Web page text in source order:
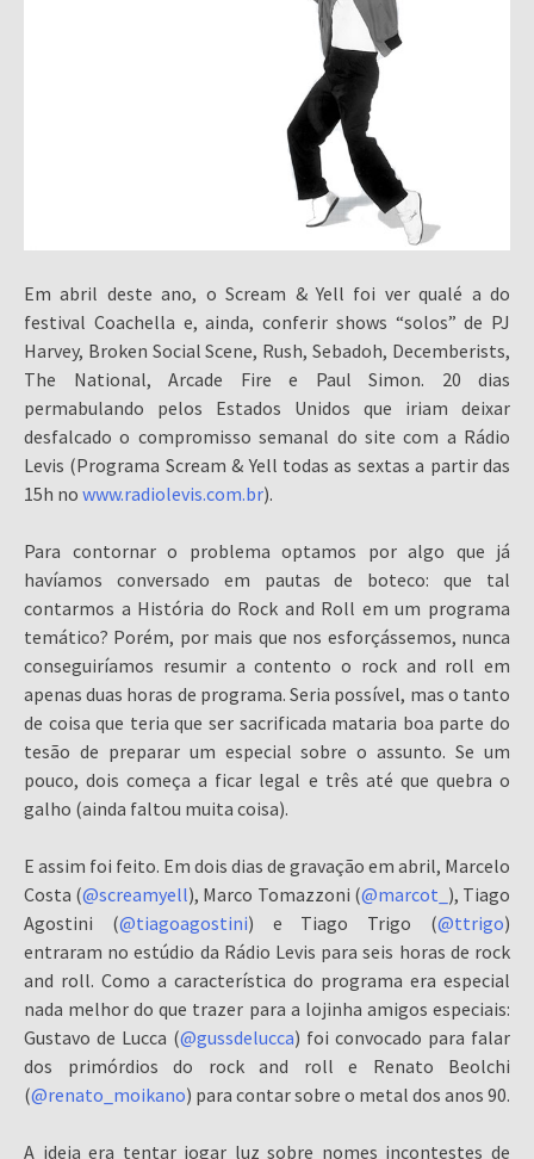
Em abril deste ano, o Scream & Yell foi ver qualé a do
festival Coachella e, ainda, conferir shows “solos” de PJ
Harvey, Broken Social Scene, Rush, Sebadoh, Decemberists,
The National, Arcade Fire e Paul Simon. 20 dias
permabulando pelos Estados Unidos que iriam deixar
desfalcado o compromisso semanal do site com a Rádio
Levis (Programa Scream & Yell todas as sextas a partir das
15h no www.radiolevis.com.br).
Para contornar o problema optamos por algo que já
havíamos conversado em pautas de boteco: que tal
contarmos a História do Rock and Roll em um programa
temático? Porém, por mais que nos esforçássemos, nunca
conseguiríamos resumir a contento o rock and roll em
apenas duas horas de programa. Seria possível, mas o tanto
de coisa que teria que ser sacrificada mataria boa parte do
tesão de preparar um especial sobre o assunto. Se um
pouco, dois começa a ficar legal e três até que quebra o
galho (ainda faltou muita coisa).
E assim foi feito. Em dois dias de gravação em abril, Marcelo
Costa (@screamyell), Marco Tomazzoni (@marcot_ ), Tiago
Agostini (@tiagoagostini) e Tiago Trigo (@ttrigo)
entraram no estúdio da Rádio Levis para seis horas de rock
and roll. Como a característica do programa era especial
nada melhor do que trazer para a lojinha amigos especiais:
Gustavo de Lucca (@gussdelucca) foi convocado para falar
dos primórdios do rock and roll e Renato Beolchi
(@renato_moikano) para contar sobre o metal dos anos 90.
A ideia era tentar jogar luz sobre nomes incontestes de